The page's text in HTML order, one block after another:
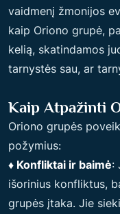
vaidmenį žmonijos
kaip Oriono grupė,
kelią, skatindamos
tarnystės sau, ar
Kaip Atpažinti
Oriono grupės
požymius:
♦ Konfliktai ir baimė:
išorinius konfliktus,
grupės įtaka. Jie